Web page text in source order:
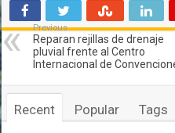
Previous
Reparan rejillas de drenaje
pluvial frente al Centro
Internacional de
Recent Popular Tags